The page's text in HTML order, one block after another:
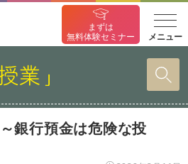
まずは
無料体験セミナー
メニュー
銀行預金は危険な投